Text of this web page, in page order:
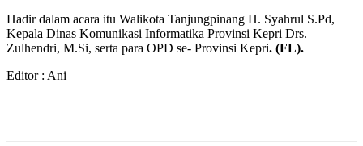
Hadir dalam acara itu Walikota Tanjungpinang H. Syahrul S.Pd,
Kepala Dinas Komunikasi Informatika Provinsi Kepri Drs.
Zulhendri, M.Si, serta para OPD se- Provinsi Kepri. (FL).
Editor : Ani